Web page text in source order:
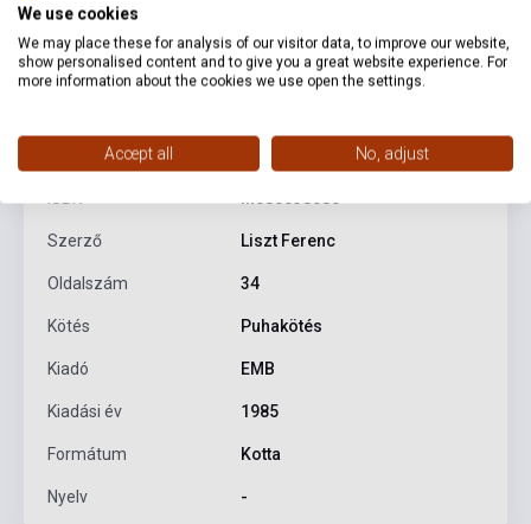
ISBN M080038680
Szerző Liszt Ferenc
Oldalszám 34
Kötés Puhakötés
Kiadó EMB
Kiadási év 1985
Formátum Kotta
Nyelv -
We use cookies
We may place these for analysis of our visitor data, to improve our website,
show personalised content and to give you a great website experience. For
more information about the cookies we use open the settings.
Accept all No, adjust